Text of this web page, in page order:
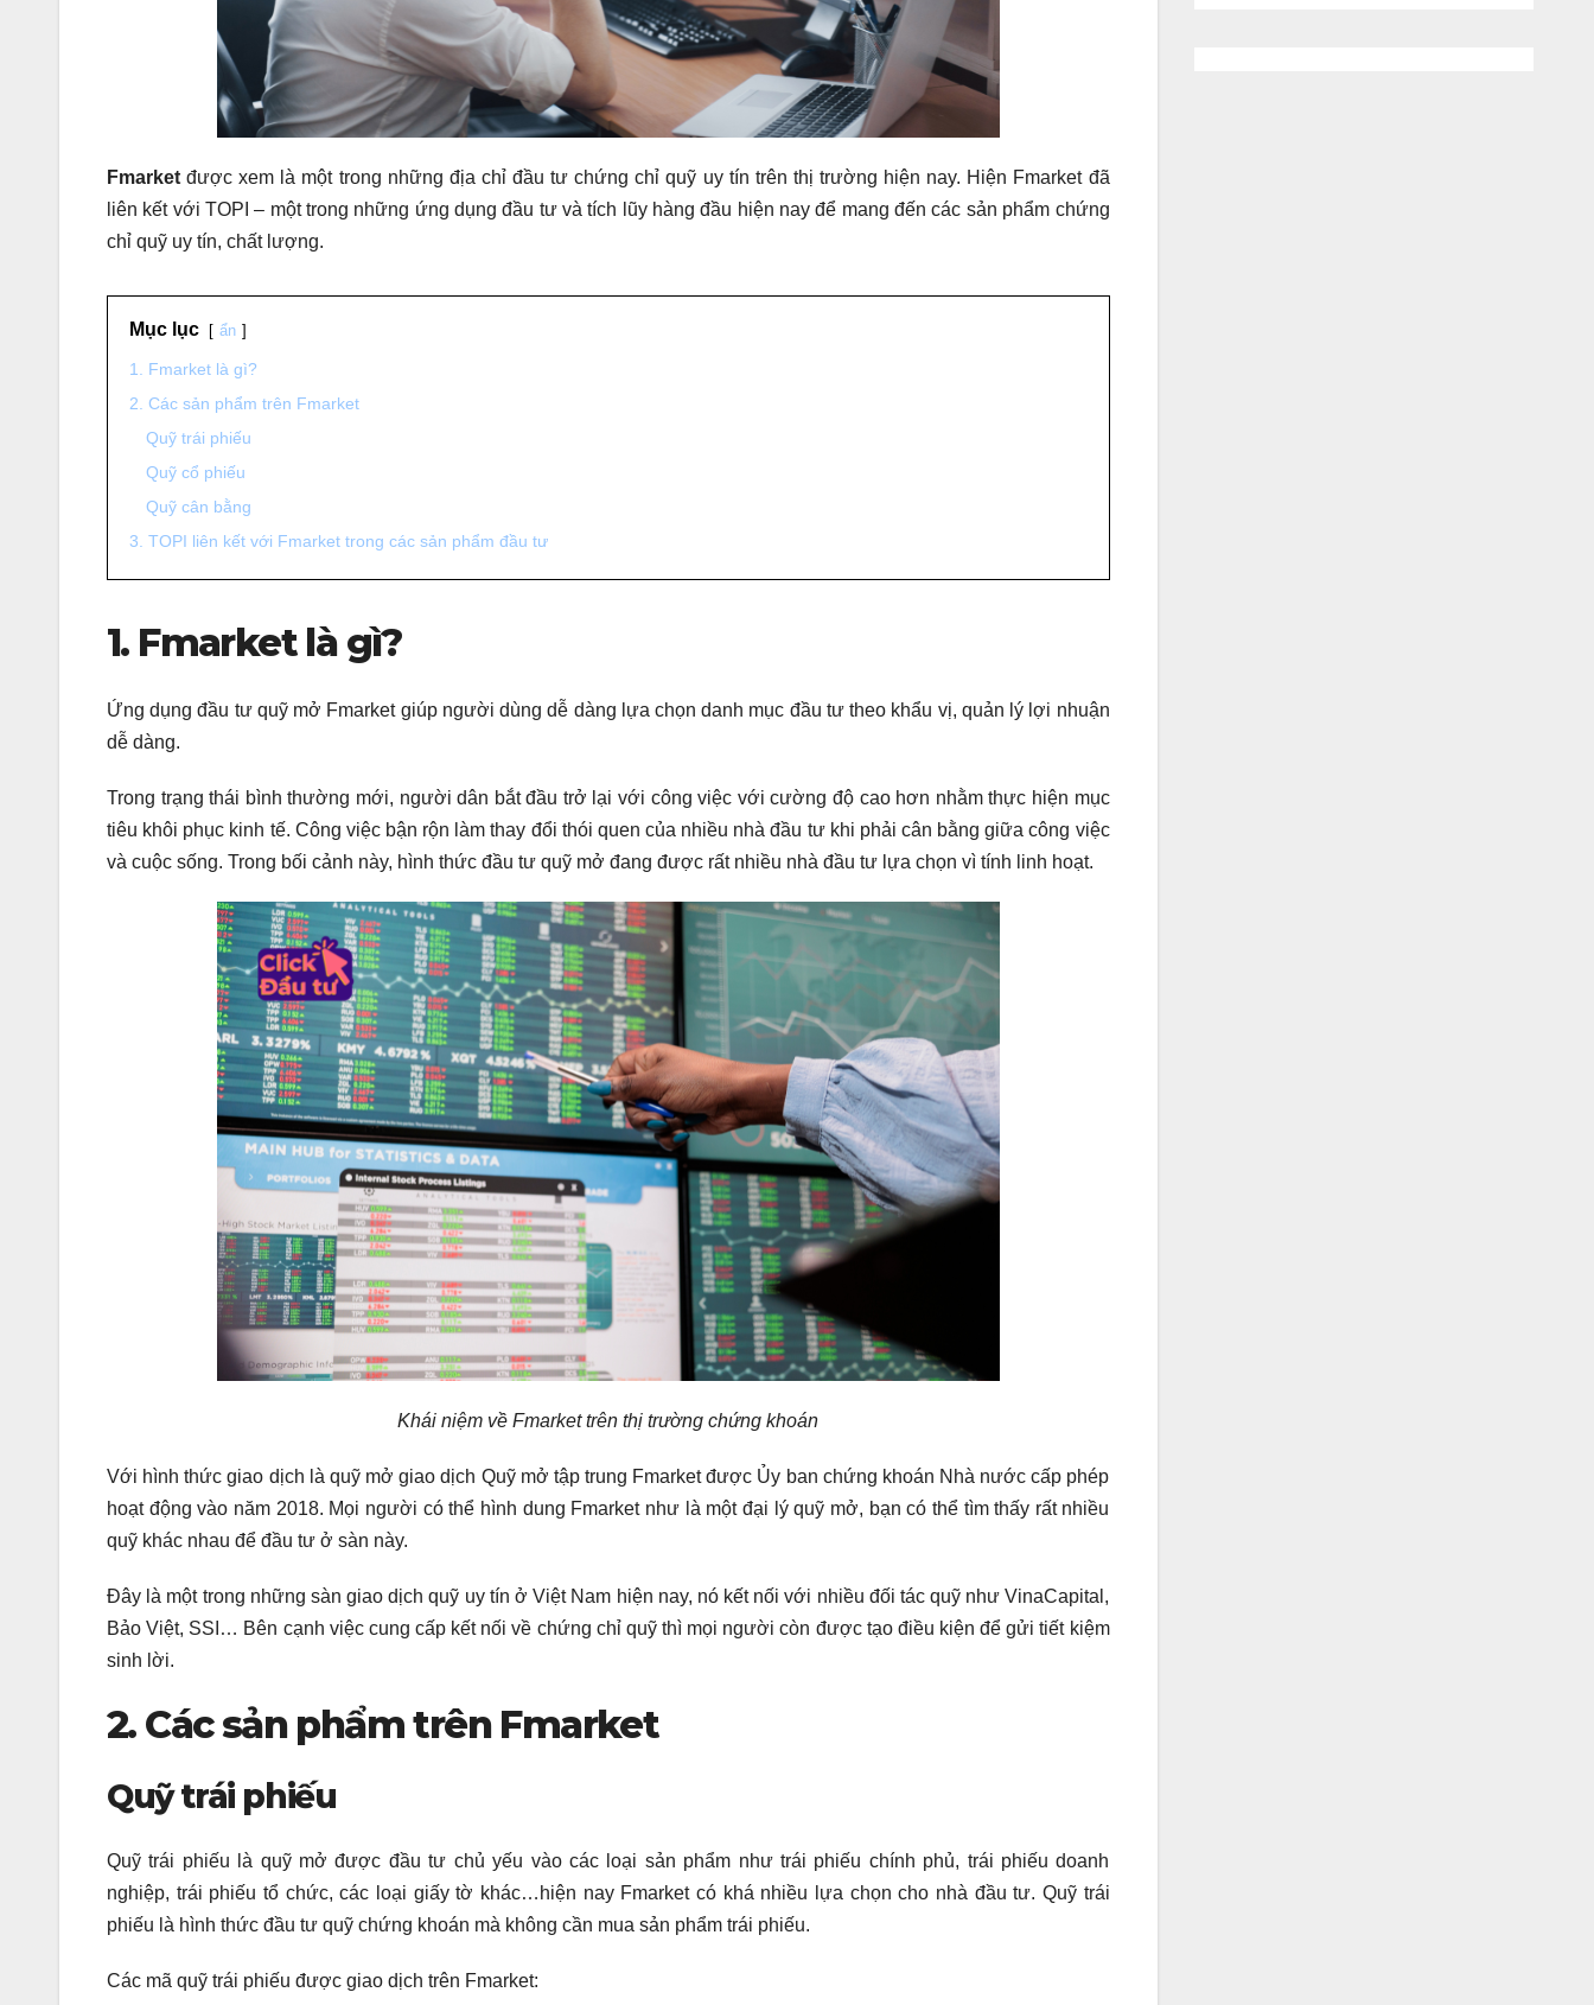
Fmarket được xem là một trong những địa chỉ đầu tư chứng chỉ quỹ uy tín trên thị trường hiện nay. Hiện Fmarket đã
liên kết với TOPI – một trong những ứng dụng đầu tư và tích lũy hàng đầu hiện nay để mang đến các sản phẩm chứng
chỉ quỹ uy tín, chất lượng.
Mục lục ẩn
1. Fmarket là gì?
2. Các sản phẩm trên Fmarket
Quỹ trái phiếu
Quỹ cổ phiếu
Quỹ cân bằng
3. TOPI liên kết với Fmarket trong các sản phẩm đầu tư
1. Fmarket là gì?
Ứng dụng đầu tư quỹ mở Fmarket giúp người dùng dễ dàng lựa chọn danh mục đầu tư theo khẩu vị, quản lý lợi nhuận
dễ dàng.
Trong trạng thái bình thường mới, người dân bắt đầu trở lại với công việc với cường độ cao hơn nhằm thực hiện mục
tiêu khôi phục kinh tế. Công việc bận rộn làm thay đổi thói quen của nhiều nhà đầu tư khi phải cân bằng giữa công việc
và cuộc sống. Trong bối cảnh này, hình thức đầu tư quỹ mở đang được rất nhiều nhà đầu tư lựa chọn vì tính linh hoạt.
Khái niệm về Fmarket trên thị trường chứng khoán
Với hình thức giao dịch là quỹ mở giao dịch Quỹ mở tập trung Fmarket được Ủy ban chứng khoán Nhà nước cấp phép
hoạt động vào năm 2018. Mọi người có thể hình dung Fmarket như là một đại lý quỹ mở, bạn có thể tìm thấy rất nhiều
quỹ khác nhau để đầu tư ở sàn này.
Đây là một trong những sàn giao dịch quỹ uy tín ở Việt Nam hiện nay, nó kết nối với nhiều đối tác quỹ như VinaCapital,
Bảo Việt, SSI… Bên cạnh việc cung cấp kết nối về chứng chỉ quỹ thì mọi người còn được tạo điều kiện để gửi tiết kiệm
sinh lời.
2. Các sản phẩm trên Fmarket
Quỹ trái phiếu
Quỹ trái phiếu là quỹ mở được đầu tư chủ yếu vào các loại sản phẩm như trái phiếu chính phủ, trái phiếu doanh
nghiệp, trái phiếu tổ chức, các loại giấy tờ khác…hiện nay Fmarket có khá nhiều lựa chọn cho nhà đầu tư. Quỹ trái
phiếu là hình thức đầu tư quỹ chứng khoán mà không cần mua sản phẩm trái phiếu.
Các mã quỹ trái phiếu được giao dịch trên Fmarket: